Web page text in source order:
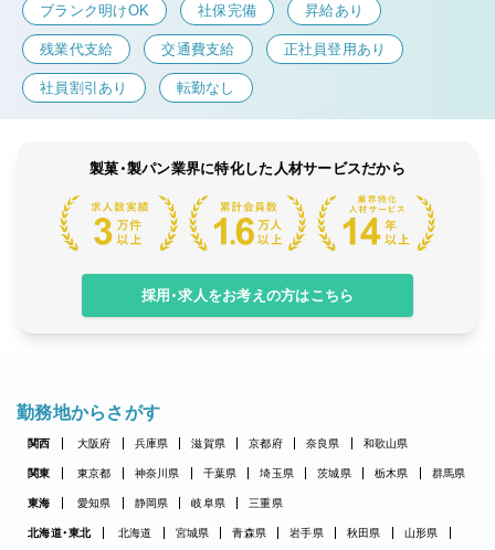
ブランク明けOK 社保完備 昇給あり
残業代支給 交通費支給 正社員登用あり
社員割引あり 転勤なし
製菓・製パン業界に特化した人材サービスだから
採用・求人をお考えの方はこちら
勤務地からさがす
関西 大阪府 兵庫県 滋賀県 京都府 奈良県 和歌山県
関東 東京都 神奈川県 千葉県 埼玉県 茨城県 栃木県 群馬県
東海 愛知県 静岡県 岐阜県 三重県
北海道・東北 北海道 宮城県 青森県 岩手県 秋田県
山形県